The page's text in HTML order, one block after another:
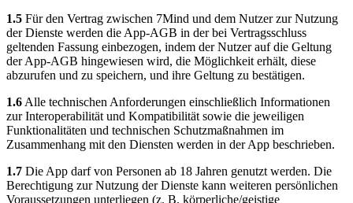
1.5 Für den Vertrag zwischen 7Mind und dem Nutzer zur Nutzung
der Dienste werden die App-AGB in der bei Vertragsschluss
geltenden Fassung einbezogen, indem der Nutzer auf die Geltung
der App-AGB hingewiesen wird, die Möglichkeit erhält, diese
abzurufen und zu speichern, und ihre Geltung zu bestätigen.
1.6Alle technischen Anforderungen einschließlich Informationen
zur Interoperabilität und Kompatibilität sowie die jeweiligen
Funktionalitäten und technischen Schutzmaßnahmen im
Zusammenhang mit den Diensten werden in der App beschrieben.
1.7 Die App darf von Personen ab 18 Jahren genutzt werden. Die
Berechtigung zur Nutzung der Dienste kann weiteren persönlichen
Voraussetzungen unterliegen (z. B. körperliche/geistige